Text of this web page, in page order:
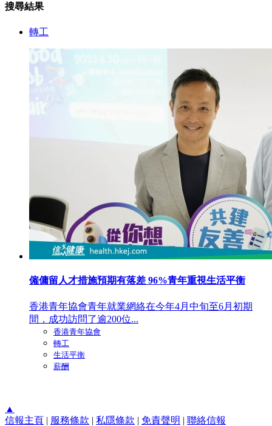
搜尋結果
轉工
僱傭留人才措施預期有落差 96%青年重視生活平衡
香港青年協會青年就業網絡在今年4月中旬至6月初期
間，成功訪問了逾200位...
香港青年協會
轉工
生活平衡
薪酬
▲
信報主頁 | 服務條款 | 私隱條款 | 免責聲明 | 聯絡信報